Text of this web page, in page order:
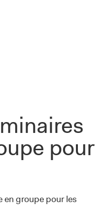
pour
en groupe pour les